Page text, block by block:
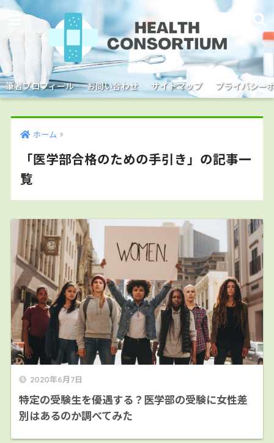
筆者プロフィール お問い合わせ サイトマップ プライバシー
ホーム
「医学部合格のための手引き」の記事一
覧
2020年6月7日
特定の受験生を優遇する？医学部の受験に女性差
別はあるのか調べてみた